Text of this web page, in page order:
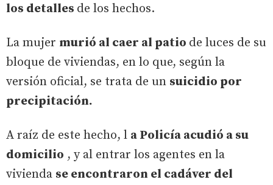
los detalles de los hechos.
La mujer murió al caer al patio de luces de su
bloque de viviendas, en lo que, según la
versión oficial, se trata de un suicidio por
precipitación.
A raíz de este hecho, l a Policía acudió a su
domicilio , y al entrar los agentes en la
vivienda se encontraron el cadáver del